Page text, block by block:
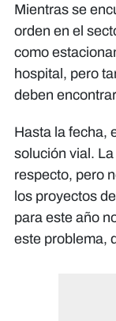
Mientras se
orden en el
como
hospital, pero
deben
Hasta la fecha,
solución vial.
respecto, pero
los proyectos
para este año
este problema,